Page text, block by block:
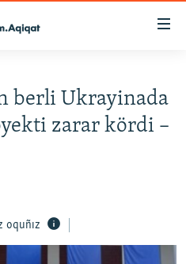
berli Ukrayinada
zarar kördi –
oquñız